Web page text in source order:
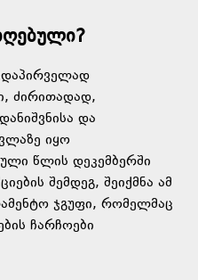
ძირითადად,
და
იყო
წლის დეკემბერში
შემდეგ, შეიქმნა ამ
ჯგუფი, რომელმაც
ჩარჩოები